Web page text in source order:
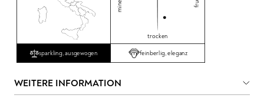
trocken
sparkling, ausgewogen feinberlig, eleganz
WEITERE INFORMATION